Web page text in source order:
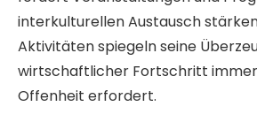
interkulturellen Austausch
Aktivitäten spiegeln seine
wirtschaftlicher Fortschritt
Offenheit erfordert.